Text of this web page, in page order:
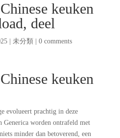
keuken
deel
| 未分類 0 comments
keuken
evolueert prachtig in deze
Generica worden ontrafeld met
minder dan betoverend, een